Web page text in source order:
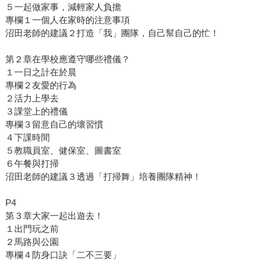
５一起做家事，減輕家人負擔
專欄１一個人在家時的注意事項
沼田老師的建議２打造「我」團隊，自己幫自己的忙！
第２章在學校應遵守哪些禮儀？
１一日之計在於晨
專欄２友愛的行為
２活力上學去
３課堂上的禮儀
專欄３留意自己的壞習慣
４下課時間
５教職員室、健保室、圖書室
６午餐與打掃
沼田老師的建議３透過「打掃舞」培養團隊精神！
P4
第３章大家一起出遊去！
１出門玩之前
２馬路與公園
專欄４防身口訣「二不三要」